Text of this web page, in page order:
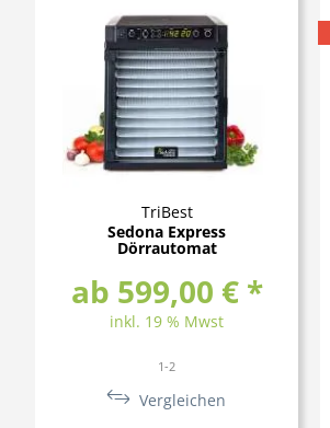
TriBest
Sedona Express
Dörrautomat
ab 599,00 € *
inkl. 19 % Mwst
1-2
Vergleichen